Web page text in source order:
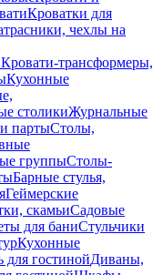
Кроватки для
чехлы на
Кровати-трансформеры,
Кухонные
столикиЖурнальные
партыСтолы,
группыСтолы-
Барные стулья,
Геймерские
скамьиСадовые
для баниСтульчики
Кухонные
для гостинойДиваны,